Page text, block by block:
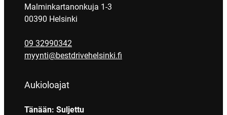
Malminkartanonkuja 1-3
00390 Helsinki
09 32990342
myynti@bestdrivehelsinki.fi
Aukioloajat
Tänään: Suljettu